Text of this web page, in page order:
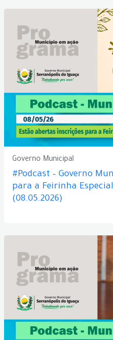
Governo Municipal
#Podcast – Governo
para a Feirinha
(08.05.2026)